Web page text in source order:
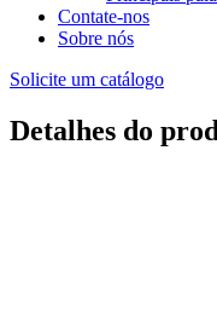
Contate-nos
Sobre nós
Solicite um catálogo
Detalhes do